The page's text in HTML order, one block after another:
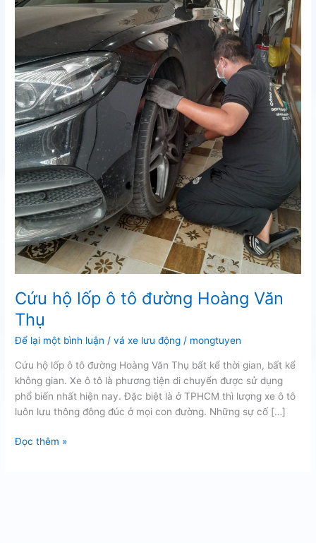
Cứu hộ lốp ô tô đường Hoàng Văn
Thụ
Để lại một bình luận /vá xe lưu động / mongtuyen
Cứu hộ lốp ô tô đường Hoàng Văn Thụ bất kể thời gian, bất kể
không gian. Xe ô tô là phương tiện di chuyển được sử dụng
phổ biến nhất hiện nay. Đặc biệt là ở TPHCM thì lượng xe ô tô
luôn lưu thông đông đúc ở mọi con đường. Những sự cố […]
Cứu
Đọc thêm »